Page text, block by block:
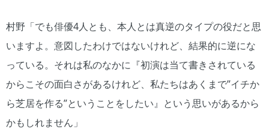
村野「でも俳優4人とも、本人とは真逆のタイプの役だと思
いますよ。意図したわけではないけれど、結果的に逆にな
っている。それは私のなかに『初演は当て書きされている
からこその面白さがあるけれど、私たちはあくまで”イチか
ら芝居を作る”ということをしたい』という思いがあるから
かもしれません」